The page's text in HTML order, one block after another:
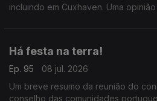
incluindo em Cuxhaven. Uma
Há festa na terra!
Ep. 95
08 jul. 2026
Um breve resumo da reunião do
conselho das comunidades